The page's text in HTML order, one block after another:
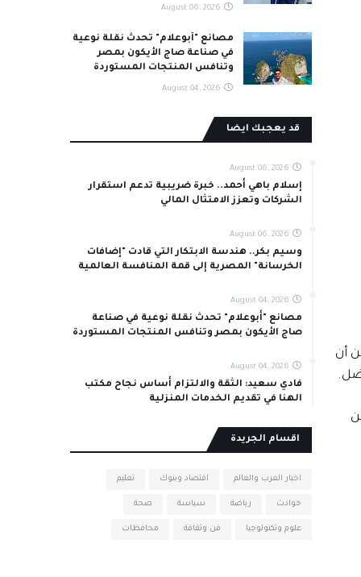
أن
August 06, 2026
مصانع "أبوعلام" تحدث نقلة نوعية
في صناعة صاج الأيكون بمصر
وتنافس المنتجات المستوردة
August 04, 2026
قد يعجبك ايضا
August 06, 2026
إسلام باهي أحمد.. خبرة ضريبية تدعم استقرار
الشركات وتعزز الامتثال المالي
August 06, 2026
وسيم بكر.. هندسة الابتكار التي قادت "إضافات
الخرسانة" المصرية إلى قمة المنافسة العالمية
August 04, 2026
مصانع "أبوعلام" تحدث نقلة نوعية في صناعة
صاج الأيكون بمصر وتنافس المنتجات المستوردة
August 04, 2026
فادي سعيد: الثقة والالتزام أساس نجاح مكتب
الهنا في تقديم الخدمات المنزلية
اقسام الجريدة
اخبار العرب والعالم اقتصاد وبنوك تعليم
حوادث رياضة سياسة صحة
علوم وتكنولوجيا فن وثقافة محافظات